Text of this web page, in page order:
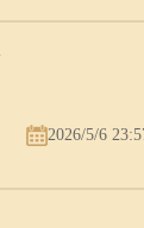
2026/5/6